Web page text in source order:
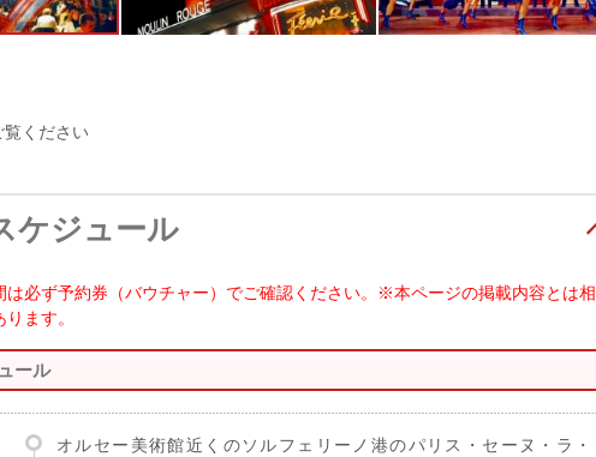
ください
ケジュール
は必ず予約券（バウチャー）でご確認ください。※本ページの掲載内容とは相
ます。
ール
オルセー美術館近くのソルフェリーノ港のパリス・セーヌ・ラ・